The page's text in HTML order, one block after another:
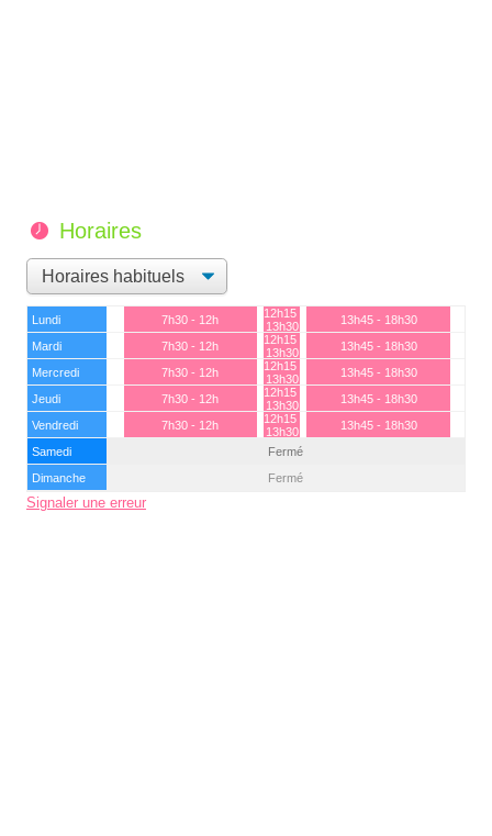
Horaires
Lundi 7h30 - 12h
12h15 -
13h30
13h45 - 18h30
Mardi
7h30 - 12h
12h15 -
13h30
13h45 - 18h30
Mercredi
7h30 - 12h
12h15 -
13h30
13h45 - 18h30
Jeudi
7h30 - 12h
12h15 -
13h30
13h45 - 18h30
Vendredi
7h30 - 12h
12h15 -
13h30
13h45 - 18h30
Samedi
Fermé
Dimanche
Fermé
Signaler une erreur